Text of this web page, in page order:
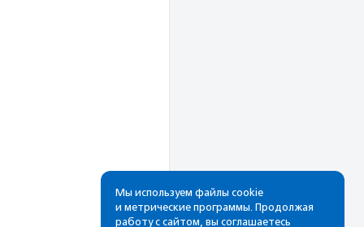
Мы используем файлы cookie
и метрические программы. Продолжая
работу с сайтом, вы соглашаетесь